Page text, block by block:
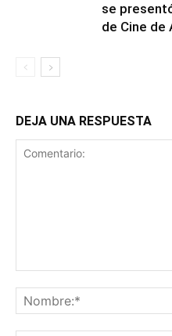
se
de Cine de
DEJA UNA RESPUESTA